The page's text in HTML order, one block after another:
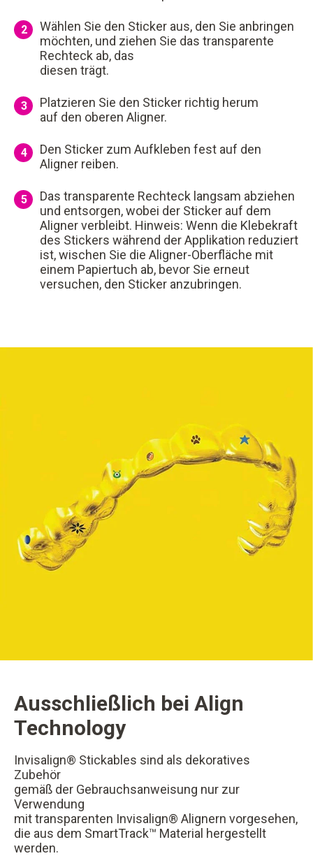
2
Wählen Sie den Sticker aus, den Sie anbringen
möchten, und ziehen Sie das transparente
Rechteck ab, das
diesen trägt.
3
Platzieren Sie den Sticker richtig herum
auf den oberen Aligner.
4
Den Sticker zum Aufkleben fest auf den
Aligner reiben.
5
Das transparente Rechteck langsam abziehen
und entsorgen, wobei der Sticker auf dem
Aligner verbleibt. Hinweis: Wenn die Klebekraft
des Stickers während der Applikation reduziert
ist, wischen Sie die Aligner-Oberfläche mit
einem Papiertuch ab, bevor Sie erneut
versuchen, den Sticker anzubringen.
Ausschließlich bei Align
Technology
Invisalign® Stickables sind als dekoratives
Zubehör
gemäß der Gebrauchsanweisung nur zur
Verwendung
mit transparenten Invisalign® Alignern vorgesehen,
die aus dem SmartTrack™ Material hergestellt
werden.